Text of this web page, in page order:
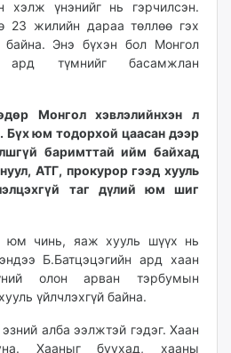
хэлж үнэнийг нь гэрчилсэн.
23 жилийн дараа төллөө гэх
Энэ бүхэн бол Монгол
түмнийг басамжлан
Монгол хэвлэлийнхэн л
Бүх юм тодорхой цаасан дээр
баримттай ийм байхад
АТГ, прокурор гээд хууль
таг дүлий юм шиг
юм чинь, яаж хууль шүүх нь
Б.Батцэцэгийн ард хаан
олон арван тэрбумын
үйлчлэхгүй байна.
алба ээлжтэй гэдэг. Хаан
Хааныг буухад, хааны